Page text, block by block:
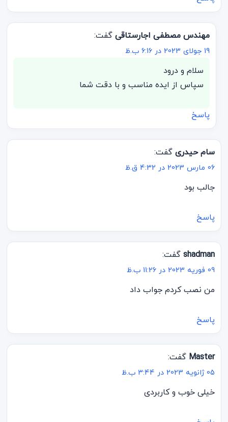
مهندس مصطفی اجارستاقی گفت:
19 جولای 2023 در 6:16 ب.ظ
سلام و درود
سپاس از ایده مناسب و با دقت شما
پاسخ
سام حیدری گفت:
06 مارس 2023 در 4:32 ق.ظ
جالب بود
پاسخ
shadman گفت:
09 فوریه 2023 در 11:26 ب.ظ
من نصب کردم جواب داد
پاسخ
Master گفت:
05 ژانویه 2023 در 3:44 ب.ظ
خیلی خوب و کاربردی